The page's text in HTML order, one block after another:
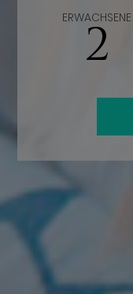
ERWACHSENE